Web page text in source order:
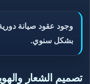
وجود عقود صيانة
بشكل سنوي.
تصميم الشعار